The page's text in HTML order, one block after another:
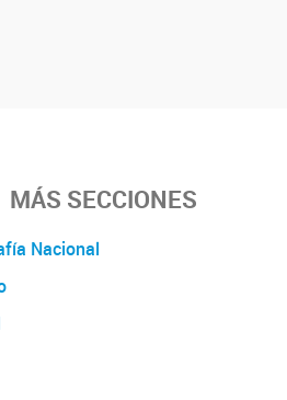
MÁS SECCIONES
Nacional